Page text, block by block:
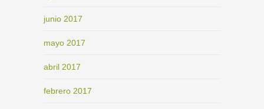
junio 2017
mayo 2017
abril 2017
febrero 2017